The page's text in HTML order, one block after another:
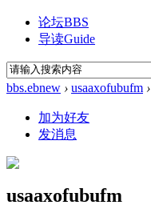
论坛BBS
导读Guide
bbs.ebnew › usaaxofubufm ›
加为好友
发消息
usaaxofubufm